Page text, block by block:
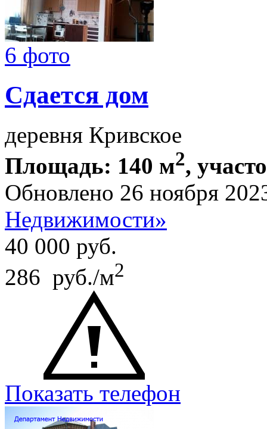
6 фото
Сдается дом
деревня Кривское
Площадь: 140 м2,
Обновлено 26 ноября
Недвижимости»
40 000 руб.
286 руб./м2
Показать телефон